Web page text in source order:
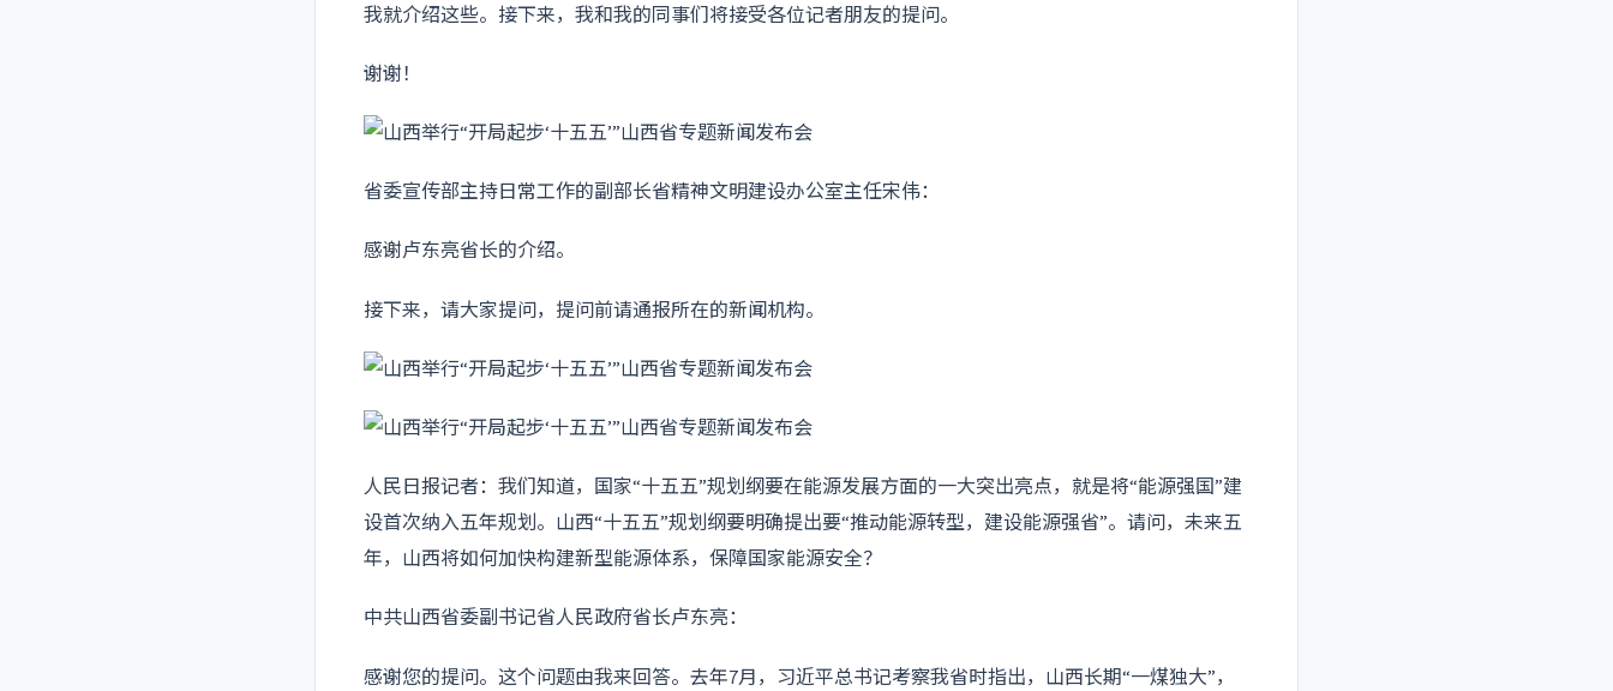
我就介绍这些。接下来，我和我的同事们将接受各位记者朋友的提问。
谢谢！
省委宣传部主持日常工作的副部长省精神文明建设办公室主任宋伟：
感谢卢东亮省长的介绍。
接下来，请大家提问，提问前请通报所在的新闻机构。
人民日报记者：我们知道，国家“十五五”规划纲要在能源发展方面的一大突出亮点，就是将“能源强国”建
设首次纳入五年规划。山西“十五五”规划纲要明确提出要“推动能源转型，建设能源强省”。请问，未来五
年，山西将如何加快构建新型能源体系，保障国家能源安全？
中共山西省委副书记省人民政府省长卢东亮：
感谢您的提问。这个问题由我来回答。去年7月，习近平总书记考察我省时指出，山西长期“一煤独大”，